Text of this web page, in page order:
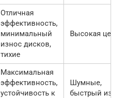
Отличная
эффективность,
минимальный
износ дисков,
тихие
Высокая цена
Максимальная
эффективность,
устойчивость к
Шумные,
быстрый